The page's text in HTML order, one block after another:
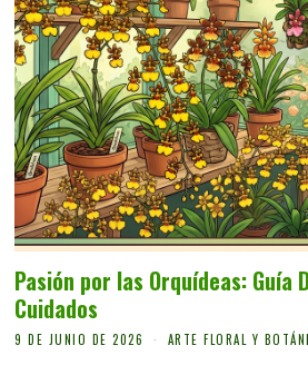
Pasión por las Orquídeas: Guía
Cuidados
9 DE JUNIO DE 2026 ARTE FLORAL Y